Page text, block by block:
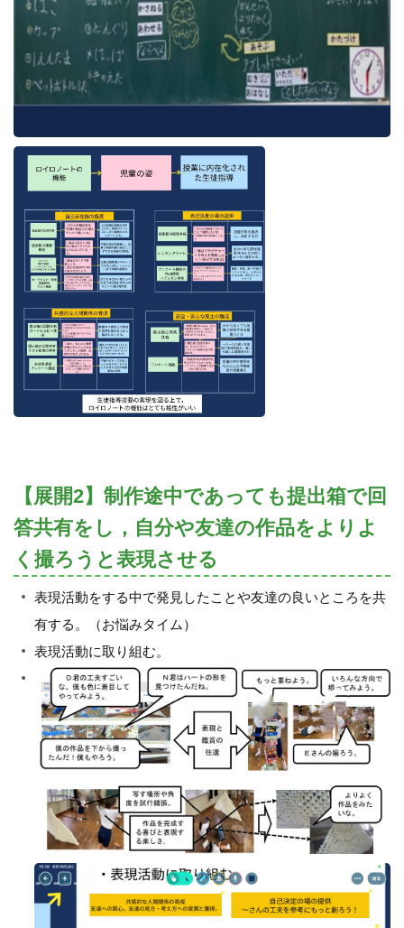
【展開2】制作途中であっても提出箱で回
答共有をし，自分や友達の作品をよりよ
く撮ろうと表現させる
表現活動をする中で発見したことや友達の良いところを共
有する。（お悩みタイム）
表現活動に取り組む。